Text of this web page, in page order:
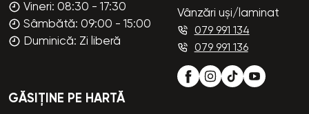
Vineri: 08:30 - 17:30
Sâmbătă: 09:00 - 15:00
Duminică: Zi liberă
Vânzări uși/laminat
079 991 134
079 991 136
GĂSIȚINE PE HARTĂ